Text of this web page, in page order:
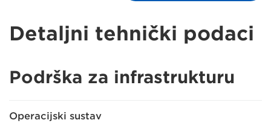
Detaljni tehnički podaci
Podrška za infrastrukturu
Operacijski sustav